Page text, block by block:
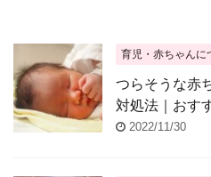
育児・赤ちゃんに
つらそうな赤
対処法｜おす
2022/11/30